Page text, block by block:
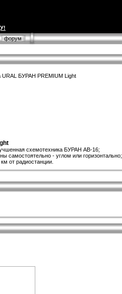
форум
URAL БУРАН PREMIUM Light
схемотехника БУРАН АВ-16;
самостоятельно - углом или горизонтально;
от радиостанции.